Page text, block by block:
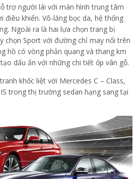
trợ người lái với màn hình trung tâm
điều khiển. Vô-lăng bọc da, hệ thống
Ngoài ra là hai lựa chọn trang bị
chọn Sport với đường chỉ may nổi trên
hồ có vòng phản quang và thang km
dấu ấn với những chi tiết ốp vân gỗ.
khốc liệt với Mercedes C – Class,
trong thị trường sedan hạng sang tại